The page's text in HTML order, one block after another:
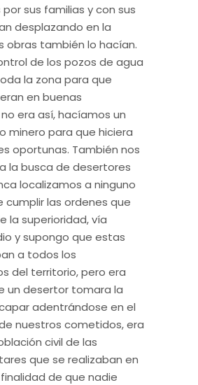
sus familias y con sus
desplazando en la
obras también lo hacían.
de los pozos de agua
la zona para que
en buenas
era así, hacíamos un
minero para que hiciera
oportunas. También nos
la busca de desertores
localizamos a ninguno
cumplir las ordenes que
la superioridad, vía
y supongo que estas
a todos los
del territorio, pero era
un desertor tomara la
adentrándose en el
nuestros cometidos, era
civil de las
que se realizaban en
de que nadie